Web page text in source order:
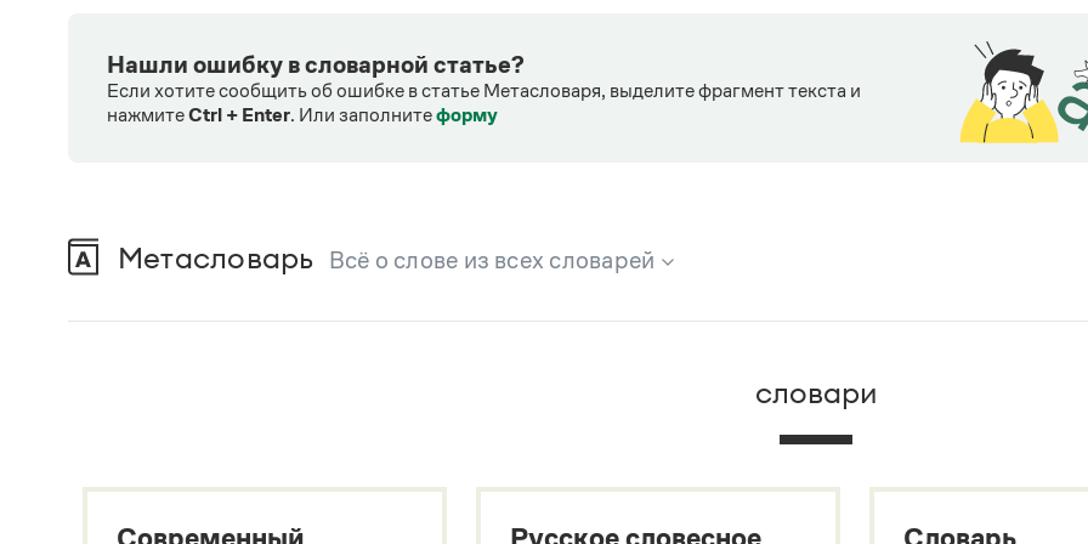
Нашли ошибку в словарной статье?
Если хотите сообщить об ошибке в статье Метасловаря, выделите фрагмент текста и
нажмитеCtrl + Enter. Или заполнитеформу
Метасловарь Всё о слове из всех словарей
В метасловаре Грамоты в удобном виде собрана вся информация из следующих словарей:
Большой толковый словарь русских существительных
словари